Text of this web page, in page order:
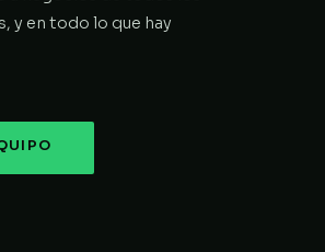
y en todo lo que hay